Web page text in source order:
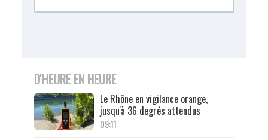
D'HEURE EN HEURE
Le Rhône en vigilance orange,
jusqu'à 36 degrés attendus
09:11